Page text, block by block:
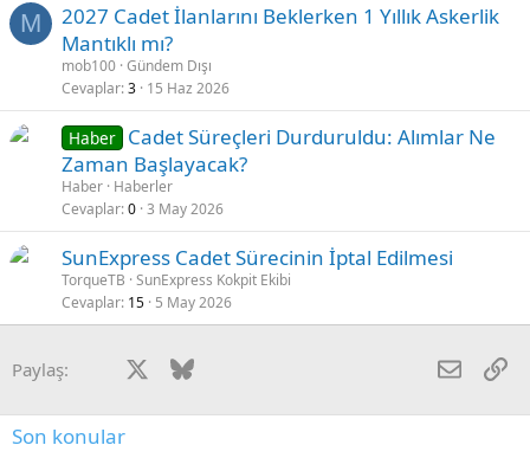
M
2027 Cadet İlanlarını Beklerken 1 Yıllık Askerlik
Mantıklı mı?
mob100 Gündem Dışı
Cevaplar 3 15 Haz 2026
Haber Cadet Süreçleri Durduruldu: Alımlar Ne
Zaman Başlayacak?
Haber Haberler
Cevaplar 0 3 May 2026
SunExpress Cadet Sürecinin İptal Edilmesi
TorqueTB SunExpress Kokpit Ekibi
Cevaplar 15 5 May 2026
Paylaş: Facebook Bluesky WhatsApp
E-posta
Son konular